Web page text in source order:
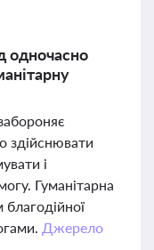
одночасно
здійснювати
і
Гуманітарна
Джерело